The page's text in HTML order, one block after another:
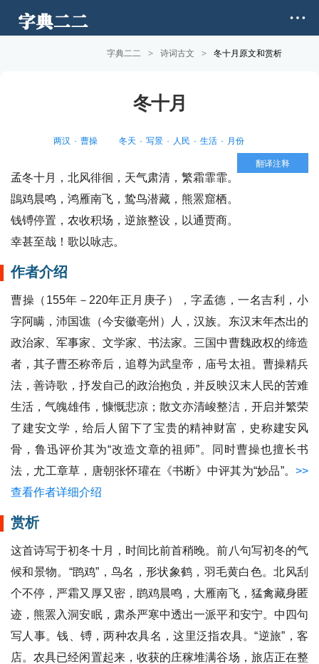
字典二二 > 诗词古文 > 冬十月原文和赏析
冬十月
两汉 曹操 冬天 写景 人民 生活 月份
翻译注释
孟冬十月，北风徘徊，天气肃清，繁霜霏霏。
鵾鸡晨鸣，鸿雁南飞，鸷鸟潜藏，熊罴窟栖。
钱镈停置，农收积场，逆旅整设，以通贾商。
幸甚至哉！歌以咏志。
作者介绍
曹操（155年－220年正月庚子），字孟德，一名吉利，小
字阿瞒，沛国谯（今安徽亳州）人，汉族。东汉末年杰出的
政治家、军事家、文学家、书法家。三国中曹魏政权的缔造
者，其子曹丕称帝后，追尊为武皇帝，庙号太祖。曹操精兵
法，善诗歌，抒发自己的政治抱负，并反映汉末人民的苦难
生活，气魄雄伟，慷慨悲凉；散文亦清峻整洁，开启并繁荣
了建安文学，给后人留下了宝贵的精神财富，史称建安风
骨，鲁迅评价其为“改造文章的祖师”。同时曹操也擅长书
法，尤工章草，唐朝张怀瓘在《书断》中评其为“妙品”。 >>
查看作者详细介绍
赏析
这首诗写于初冬十月，时间比前首稍晚。前八句写初冬的气
候和景物。“鹍鸡”，鸟名，形状象鹤，羽毛黄白色。北风刮
个不停，严霜又厚又密，鹍鸡晨鸣，大雁南飞，猛禽藏身匿
迹，熊罴入洞安眠，肃杀严寒中透出一派平和安宁。中四句
写人事。钱、镈，两种农具名，这里泛指农具。“逆旅”，客
店。农具已经闲置起来，收获的庄稼堆满谷场，旅店正在整